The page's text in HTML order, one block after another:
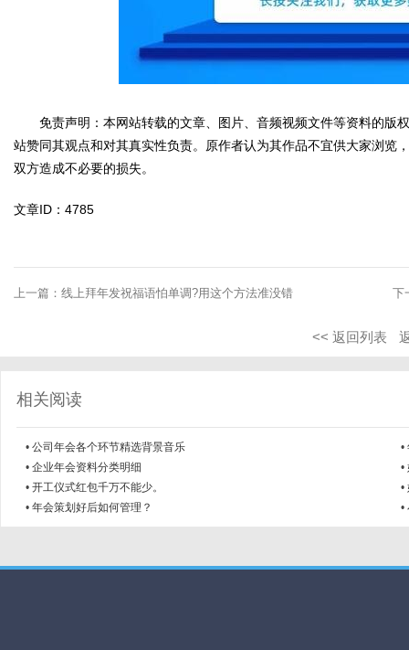
免责声明：本网站转载的文章、图片、音频视频文件等资料的版
站赞同其观点和对其真实性负责。原作者认为其作品不宜供大家浏览
双方造成不必要的损失。
文章ID：4785
上一篇： 线上拜年发祝福语怕单调?用这个方法准没错 下
<< 返回列表
相关阅读
• 公司年会各个环节精选背景音乐 •
• 企业年会资料分类明细 •
• 开工仪式红包千万不能少。 •
• 年会策划好后如何管理？ •